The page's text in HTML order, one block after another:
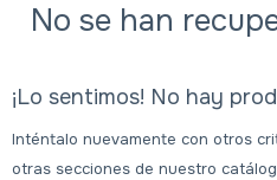
No se han
¡Lo sentimos! No hay
Inténtalo nuevamente con otros
otras secciones de nuestro